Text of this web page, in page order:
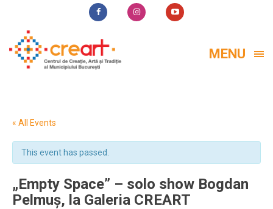
MENU
« All Events
This event has passed.
„Empty Space” – solo show Bogdan
Pelmuș, la Galeria CREART